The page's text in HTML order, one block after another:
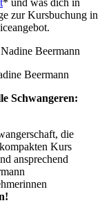
zur Kursbuchung in
Beermann
Schwangeren:
die
Kurs
ansprechend